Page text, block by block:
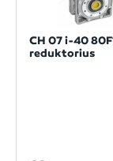
CH 07 i-40
reduktorius